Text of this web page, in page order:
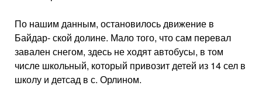
По нашим данным, остано­вилось движение в
Байдар- ской долине. Мало того, что сам перевал
завален снегом, здесь не ходят автобусы, в том
числе школьный, который привозит детей из 14 сел в
школу и детсад в с. Орлином.